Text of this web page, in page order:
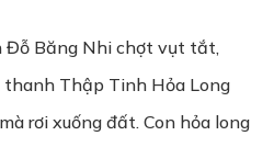
Đỗ Băng Nhi chợt vụt tắt,
thanh Thập Tinh Hỏa Long
rơi xuống đất. Con hỏa long